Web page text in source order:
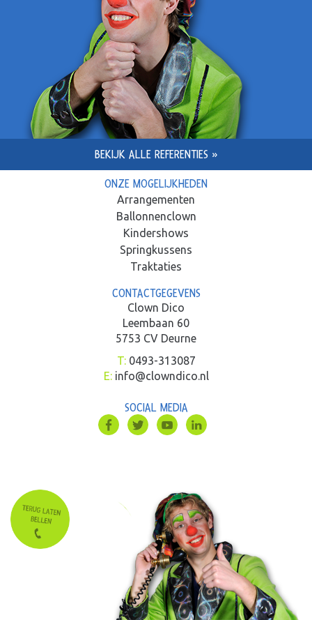
BEKIJK ALLE REFERENTIES »
ONZE MOGELIJKHEDEN
Arrangementen
Ballonnenclown
Kindershows
Springkussens
Traktaties
CONTACTGEGEVENS
Clown Dico
Leembaan 60
5753 CV Deurne
T:0493-313087
E: info@clowndico.nl
SOCIAL MEDIA